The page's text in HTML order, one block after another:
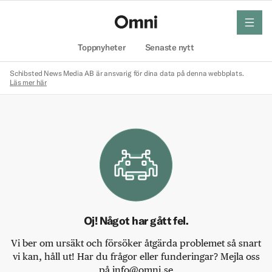
Toppnyheter Senaste nytt
meny
Schibsted News Media AB är ansvarig för dina data på denna webbplats.
Läs mer här
Oj! Något har gått fel.
Vi ber om ursäkt och försöker åtgärda problemet så snart
vi kan, håll ut! Har du frågor eller funderingar? Mejla oss